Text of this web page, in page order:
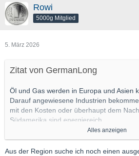
Rowi
5000g Mitglied
5. März 2026
Zitat von GermanLong
Öl und Gas werden in Europa und Asien
Darauf angewiesene Industrien
mit den Kosten oder überhaupt dem
Südamerika sind energiereich.
Davon abgesehen gibt/"gab" es am Golf
Produkte und Vorprodukte für den
Alles anzeigen
Aus der Region suche ich noch einen